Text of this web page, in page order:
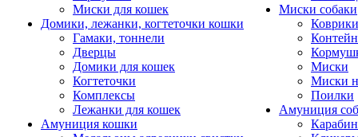
Миски для кошек
Домики, лежанки, когтеточки кошки
Гамаки, тоннели
Дверцы
Домики для кошек
Когтеточки
Комплексы
Лежанки для кошек
Амуниция кошки
Миски собаки
Миски
Миски
Поилки
Амуниция